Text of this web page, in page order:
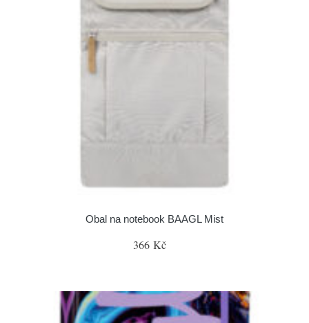
Obal na notebook BAAGL Mist
366 Kč